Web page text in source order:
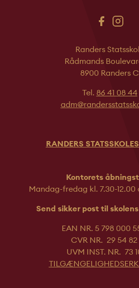
Randers
Rådmands
8900 Randers C
Tel. 86 41 08 44
RANDERS
Kontorets
Mandag-fredag kl. 7.30-12.00
Send sikker post til
EAN NR. 5 798 000
CVR NR. 29 54 82
UVM INST. NR. 73